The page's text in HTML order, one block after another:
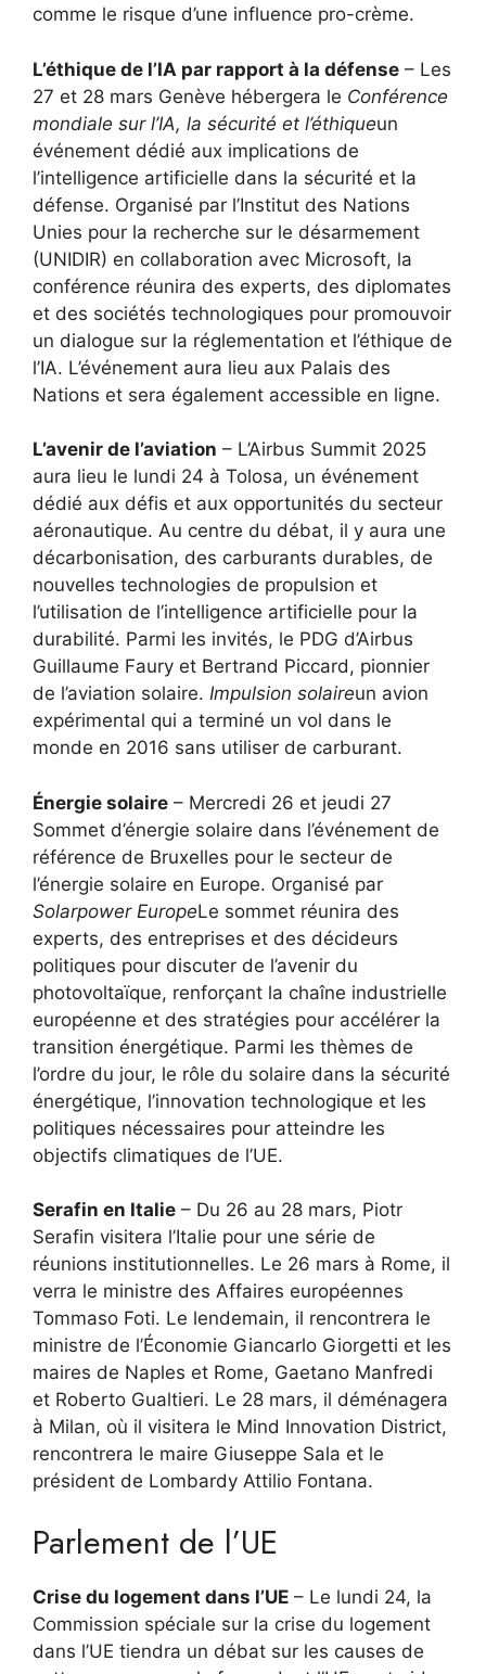
comme le risque d’une influence pro-crème.
L’éthique de l’IA par rapport à la défense – Les
27 et 28 mars Genève hébergera le Conférence
mondiale sur l’IA, la sécurité et l’éthiqueun
événement dédié aux implications de
l’intelligence artificielle dans la sécurité et la
défense. Organisé par l’Institut des Nations
Unies pour la recherche sur le désarmement
(UNIDIR) en collaboration avec Microsoft, la
conférence réunira des experts, des diplomates
et des sociétés technologiques pour promouvoir
un dialogue sur la réglementation et l’éthique de
l’IA. L’événement aura lieu aux Palais des
Nations et sera également accessible en ligne.
L’avenir de l’aviation – L’Airbus Summit 2025
aura lieu le lundi 24 à Tolosa, un événement
dédié aux défis et aux opportunités du secteur
aéronautique. Au centre du débat, il y aura une
décarbonisation, des carburants durables, de
nouvelles technologies de propulsion et
l’utilisation de l’intelligence artificielle pour la
durabilité. Parmi les invités, le PDG d’Airbus
Guillaume Faury et Bertrand Piccard, pionnier
de l’aviation solaire. Impulsion solaireun avion
expérimental qui a terminé un vol dans le
monde en 2016 sans utiliser de carburant.
Énergie solaire – Mercredi 26 et jeudi 27
Sommet d’énergie solaire dans l’événement de
référence de Bruxelles pour le secteur de
l’énergie solaire en Europe. Organisé par
Solarpower EuropeLe sommet réunira des
experts, des entreprises et des décideurs
politiques pour discuter de l’avenir du
photovoltaïque, renforçant la chaîne industrielle
européenne et des stratégies pour accélérer la
transition énergétique. Parmi les thèmes de
l’ordre du jour, le rôle du solaire dans la sécurité
énergétique, l’innovation technologique et les
politiques nécessaires pour atteindre les
objectifs climatiques de l’UE.
Serafin en Italie – Du 26 au 28 mars, Piotr
Serafin visitera l’Italie pour une série de
réunions institutionnelles. Le 26 mars à Rome, il
verra le ministre des Affaires européennes
Tommaso Foti. Le lendemain, il rencontrera le
ministre de l’Économie Giancarlo Giorgetti et les
maires de Naples et Rome, Gaetano Manfredi
et Roberto Gualtieri. Le 28 mars, il déménagera
à Milan, où il visitera le Mind Innovation District,
rencontrera le maire Giuseppe Sala et le
président de Lombardy Attilio Fontana.
Parlement de l’UE
Crise du logement dans l’UE – Le lundi 24, la
Commission spéciale sur la crise du logement
dans l’UE tiendra un débat sur les causes de